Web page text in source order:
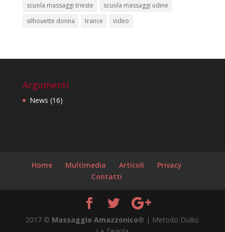
scuola massaggi trieste
scuola massaggi udine
silhouette donna
trance video
Argomenti
News (16)
Home Multimedia Articoli
Privacy
Contatti
2017 © Massaggio Amazzonico® | Metodo Duilio